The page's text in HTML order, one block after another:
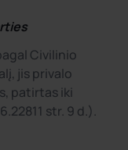
Civilinio
jis privalo
patirtas iki
str. 9 d.).